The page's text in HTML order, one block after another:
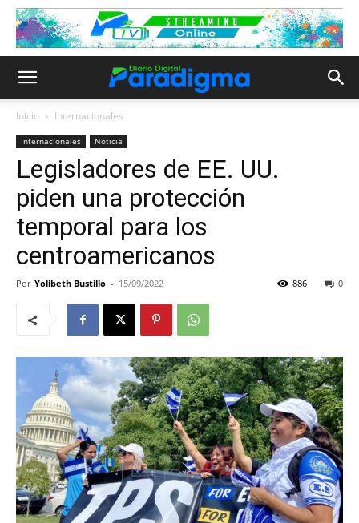
Inicio Internacionales
Internacionales Noticia
Legisladores de EE. UU.
piden una protección
temporal para los
centroamericanos
Por Yolibeth Bustillo - 15/09/2022 0
886